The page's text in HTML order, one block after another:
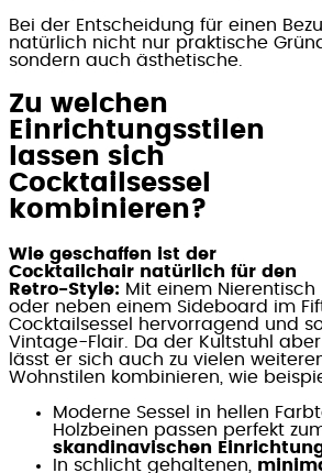
Bei der Entscheidung für einen
natürlich nicht nur praktische
sondern auch ästhetische.
Zu welchen
Einrichtungsstilen
lassen sich
Cocktailsessel
kombinieren?
Wie geschaffen ist der
Cocktailchair natürlich für den
Retro-Style: Mit einem Nierentisch
oder neben einem Sideboard im
Cocktailsessel hervorragend und
Vintage-Flair. Da der Kultstuhl aber
lässt er sich auch zu vielen
Wohnstilen kombinieren, wie
Moderne Sessel in hellen
Holzbeinen passen perfekt
skandinavischen
In schlicht gehaltenen,